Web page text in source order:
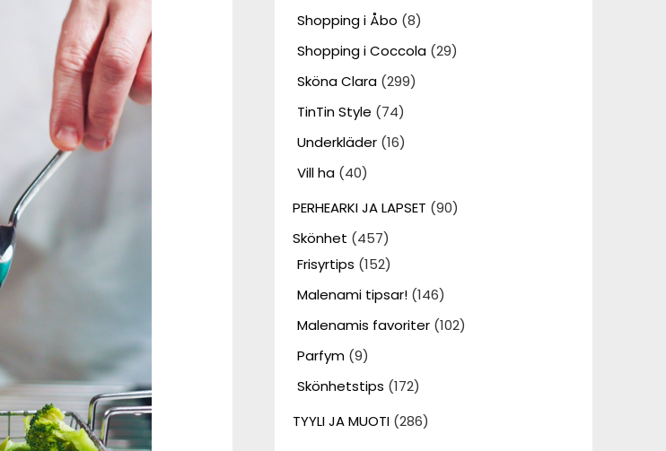
Shopping i Åbo (8)
Shopping i Coccola(29)
Sköna Clara(299)
TinTin Style (74)
Underkläder(16)
Vill ha(40)
PERHEARKI JA LAPSET (90)
Skönhet (457)
Frisyrtips (152)
Malenami tipsar!(146)
Malenamis favoriter(102)
Parfym(9)
Skönhetstips (172)
TYYLI JA MUOTI(286)